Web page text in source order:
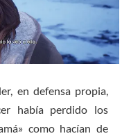
en defensa propia,
había perdido los
como hacían de